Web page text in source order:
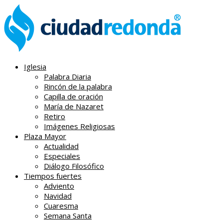
Iglesia
Palabra Diaria
Rincón de la palabra
Capilla de oración
María de Nazaret
Retiro
Imágenes Religiosas
Plaza Mayor
Actualidad
Especiales
Diálogo Filosófico
Tiempos fuertes
Adviento
Navidad
Cuaresma
Semana Santa